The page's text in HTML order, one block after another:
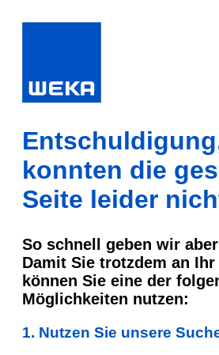
konnten die
Seite leider
So schnell geben wir
Damit Sie trotzdem an
können Sie eine der
Möglichkeiten nutzen:
1. Nutzen Sie unsere